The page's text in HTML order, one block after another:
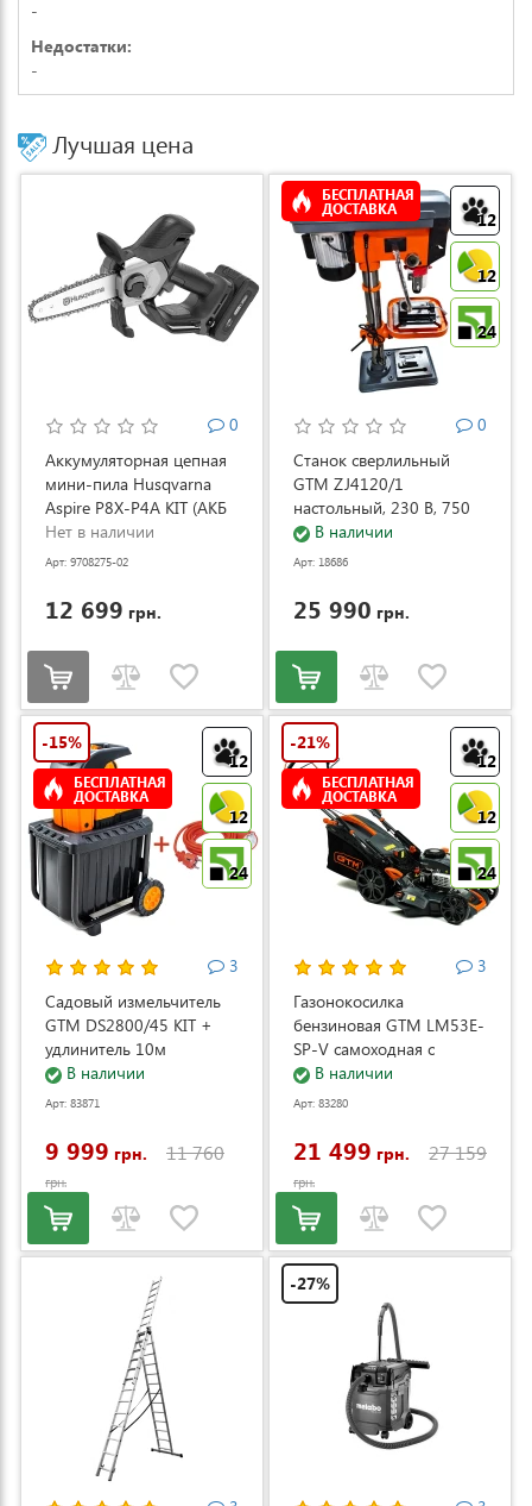
-
Недостатки:
-
Лучшая цена
0
Аккумуляторная цепная
мини-пила Husqvarna
Aspire P8X-P4A KIT (АКБ
и ЗУ) (9708275-02)
Нет в наличии
Арт: 9708275-02
12 699 грн.
12
12
24
БЕСПЛАТНАЯ
ДОСТАВКА
0
Станок сверлильный
GTM ZJ4120/1
настольный, 230 В, 750
Вт (ZJ4120/1)
В наличии
Арт: 18686
25 990 грн.
12
12
24
-15%
БЕСПЛАТНАЯ
ДОСТАВКА
3
Садовый измельчитель
GTM DS2800/45 KIT +
удлинитель 10м
(DS2800/45_KIT+ext.cord)
В наличии
Арт: 83871
9 999 грн. 11 760
грн.
12
12
24
-21%
БЕСПЛАТНАЯ
ДОСТАВКА
3
Газонокосилка
бензиновая GTM LM53E-
SP-V самоходная с
электростартером и
регулировкой скорости
В наличии
Арт: 83280
21 499 грн. 27 159
грн.
-27%